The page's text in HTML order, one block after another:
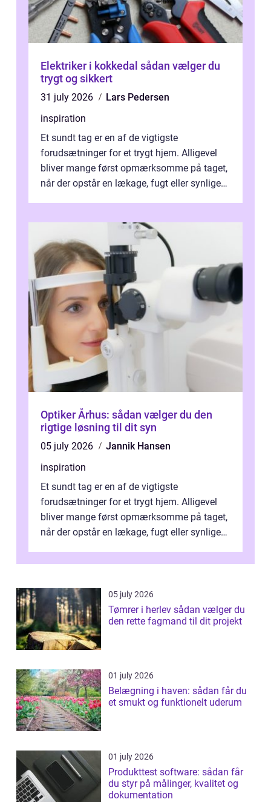
Elektriker i kokkedal sådan vælger du
trygt og sikkert
31 july 2026
Lars Pedersen
inspiration
Et sundt tag er en af de vigtigste
forudsætninger for et trygt hjem. Alligevel
bliver mange først opmærksomme på taget,
når der opstår en lækage, fugt eller synlige
Optiker Århus: sådan vælger du den
rigtige løsning til dit syn
05 july 2026
Jannik Hansen
inspiration
Et sundt tag er en af de vigtigste
forudsætninger for et trygt hjem. Alligevel
bliver mange først opmærksomme på taget,
når der opstår en lækage, fugt eller synlige
05 july 2026
Tømrer i herlev sådan vælger du
den rette fagmand til dit projekt
01 july 2026
Belægning i haven: sådan får du
et smukt og funktionelt uderum
01 july 2026
Produkttest software: sådan får
du styr på målinger, kvalitet og
dokumentation